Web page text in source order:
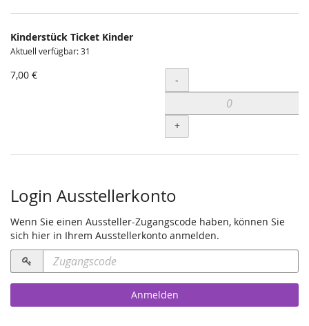
Kinderstück Ticket Kinder
Aktuell verfügbar: 31
7,00 € Menge
-
+
Login Ausstellerkonto
Wenn Sie einen Aussteller-Zugangscode haben, können Sie
sich hier in Ihrem Ausstellerkonto anmelden.
Zugangscode
erforderlich
Anmelden